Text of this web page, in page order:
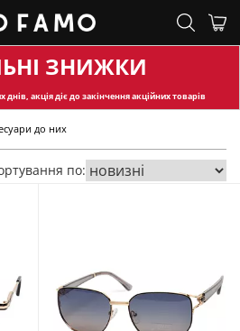
ЗНИЖКИ
днів, акція діє до закінчення акційних товарів
до них
по: